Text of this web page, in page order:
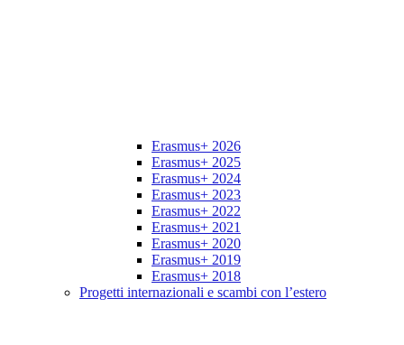
Erasmus+ 2026
Erasmus+ 2025
Erasmus+ 2024
Erasmus+ 2023
Erasmus+ 2022
Erasmus+ 2021
Erasmus+ 2020
Erasmus+ 2019
Erasmus+ 2018
Progetti internazionali e scambi con l’estero